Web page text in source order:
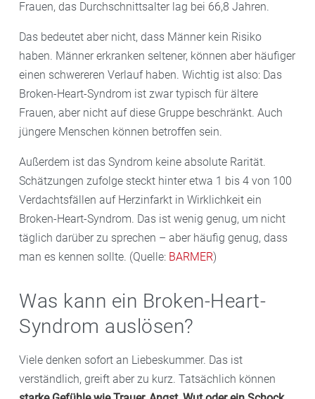
Frauen, das Durchschnittsalter lag bei 66,8 Jahren.
Das bedeutet aber nicht, dass Männer kein Risiko
haben. Männer erkranken seltener, können aber häufiger
einen schwereren Verlauf haben. Wichtig ist also: Das
Broken-Heart-Syndrom ist zwar typisch für ältere
Frauen, aber nicht auf diese Gruppe beschränkt. Auch
jüngere Menschen können betroffen sein.
Außerdem ist das Syndrom keine absolute Rarität.
Schätzungen zufolge steckt hinter etwa 1 bis 4 von 100
Verdachtsfällen auf Herzinfarkt in Wirklichkeit ein
Broken-Heart-Syndrom. Das ist wenig genug, um nicht
täglich darüber zu sprechen – aber häufig genug, dass
man es kennen sollte. (Quelle: BARMER)
Was kann ein Broken-Heart-
Syndrom auslösen?
Viele denken sofort an Liebeskummer. Das ist
verständlich, greift aber zu kurz. Tatsächlich können